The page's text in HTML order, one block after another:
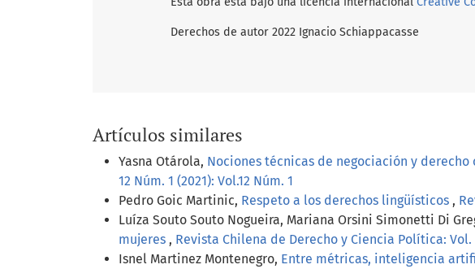
Derechos de autor 2022 Ignacio Schiappacasse
Artículos similares
Yasna Otárola, Nociones técnicas de negociación y
12 Núm. 1 (2021): Vol.12 Núm. 1
Pedro Goic Martinic, Respeto a los derechos lingüísticos ,
Luíza Souto Souto Nogueira, Mariana Orsini Simonetti Di
mujeres , Revista Chilena de Derecho y Ciencia Política: Vol.
Isnel Martinez Montenegro, Entre métricas, inteligencia